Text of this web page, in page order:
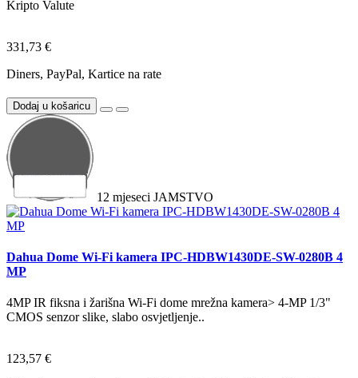
Kripto Valute
331,73 €
Diners, PayPal, Kartice na rate
Dodaj u košaricu
12 mjeseci JAMSTVO
Dahua Dome Wi-Fi kamera IPC-HDBW1430DE-SW-0280B 4
MP
4MP IR fiksna i žarišna Wi-Fi dome mrežna kamera> 4-MP 1/3"
CMOS senzor slike, slabo osvjetljenje..
123,57 €